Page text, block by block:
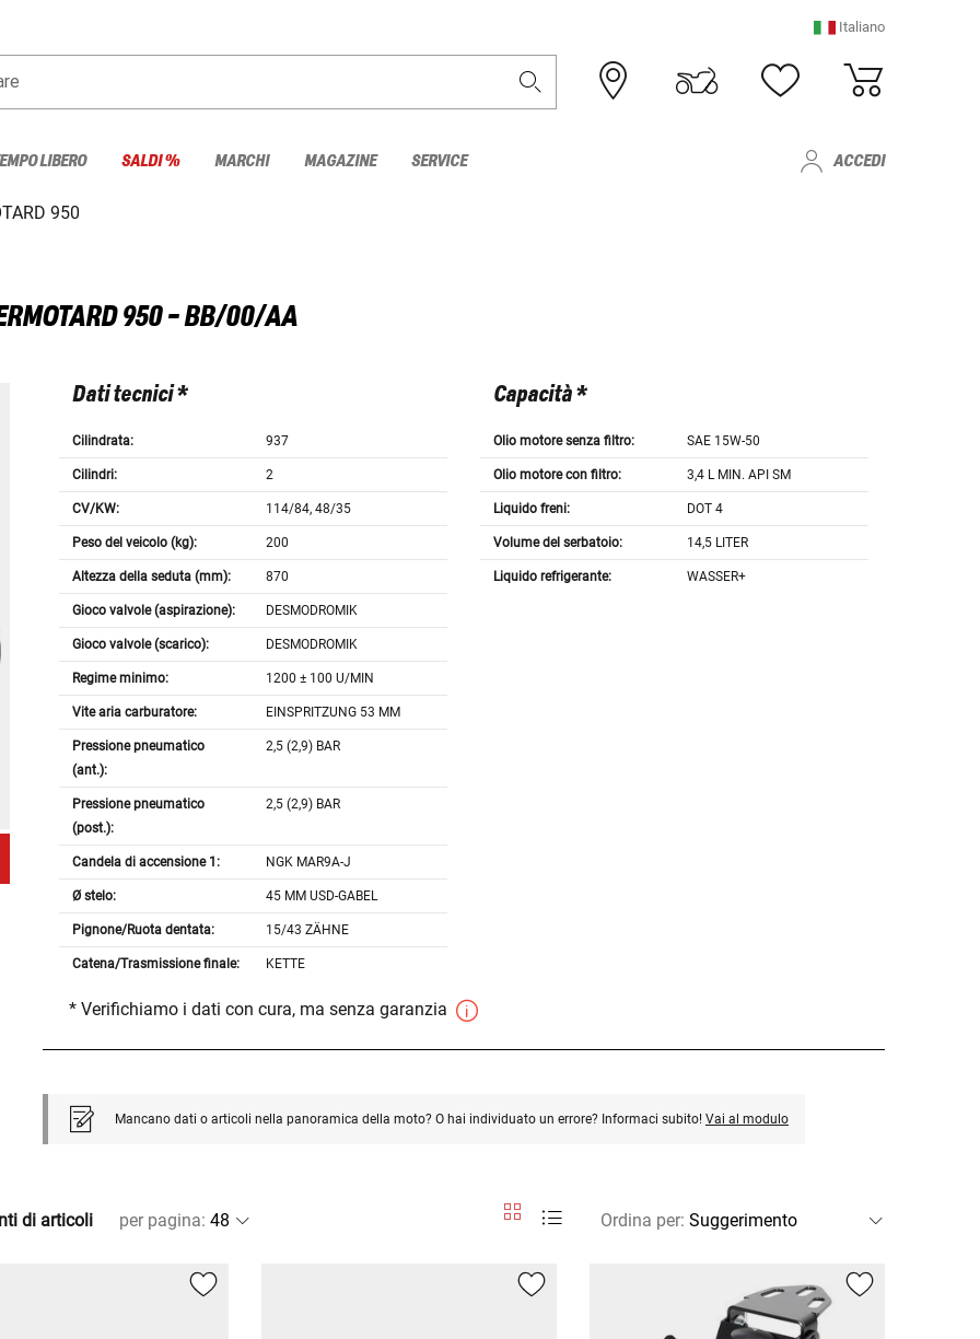
Italiano
LIBERO SALDI % MARCHI MAGAZINE SERVICE ACCEDI
950
950 - BB/00/AA
Dati tecnici *
Cilindrata: 937
Cilindri: 2
CV/KW: 114/84, 48/35
Peso del veicolo (kg): 200
Altezza della seduta (mm): 870
Gioco valvole (aspirazione): DESMODROMIK
Gioco valvole (scarico): DESMODROMIK
Regime minimo: 1200 ± 100 U/MIN
Vite aria carburatore: EINSPRITZUNG 53 MM
Pressione pneumatico
(ant.):
2,5 (2,9) BAR
Pressione pneumatico
(post.):
2,5 (2,9) BAR
Candela di accensione 1: NGK MAR9A-J
Ø stelo: 45 MM USD-GABEL
Pignone/Ruota dentata: 15/43 ZÄHNE
Catena/Trasmissione finale: KETTE
Capacità *
Olio motore senza filtro: SAE 15W-50
Olio motore con filtro: 3,4 L MIN. API SM
Liquido freni: DOT 4
Volume del serbatoio: 14,5 LITER
Liquido refrigerante: WASSER+
* Verifichiamo i dati con cura, ma senza garanzia
Mancano dati o articoli nella panoramica della moto? O hai individuato un errore? Informaci subito! Vai al modulo
di articoli per pagina: Ordina per: